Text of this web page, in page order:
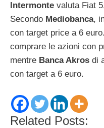
Intermonte valuta Fiat
Secondo Mediobanca,
con target price a 6 euro.
comprare le azioni con
mentre Banca Akros di
con target a 6 euro.
Related Posts: